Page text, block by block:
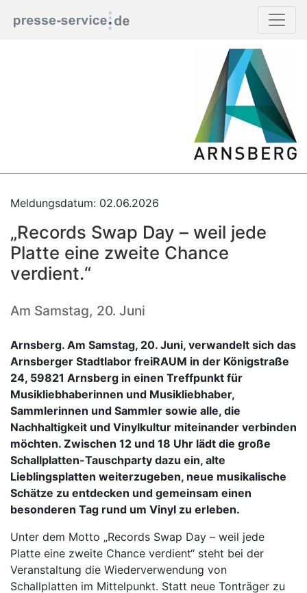
Meldungsdatum: 02.06.2026
„Records Swap Day – weil jede
Platte eine zweite Chance
verdient.“
Am Samstag, 20. Juni
Arnsberg. Am Samstag, 20. Juni, verwandelt sich das
Arnsberger Stadtlabor freiRAUM in der Königstraße
24, 59821 Arnsberg in einen Treffpunkt für
Musikliebhaberinnen und Musikliebhaber,
Sammlerinnen und Sammler sowie alle, die
Nachhaltigkeit und Vinylkultur miteinander verbinden
möchten. Zwischen 12 und 18 Uhr lädt die große
Schallplatten-Tauschparty dazu ein, alte
Lieblingsplatten weiterzugeben, neue musikalische
Schätze zu entdecken und gemeinsam einen
besonderen Tag rund um Vinyl zu erleben.
Unter dem Motto „Records Swap Day – weil jede
Platte eine zweite Chance verdient“ steht bei der
Veranstaltung die Wiederverwendung von
Schallplatten im Mittelpunkt. Statt neue Tonträger zu